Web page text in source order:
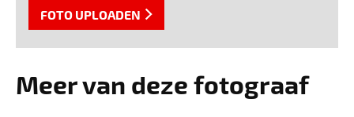
FOTO UPLOADEN
Meer van deze fotograaf